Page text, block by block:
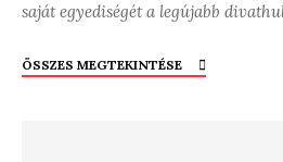
saját egyediségét a legújabb
ÖSSZES MEGTEKINTÉSE